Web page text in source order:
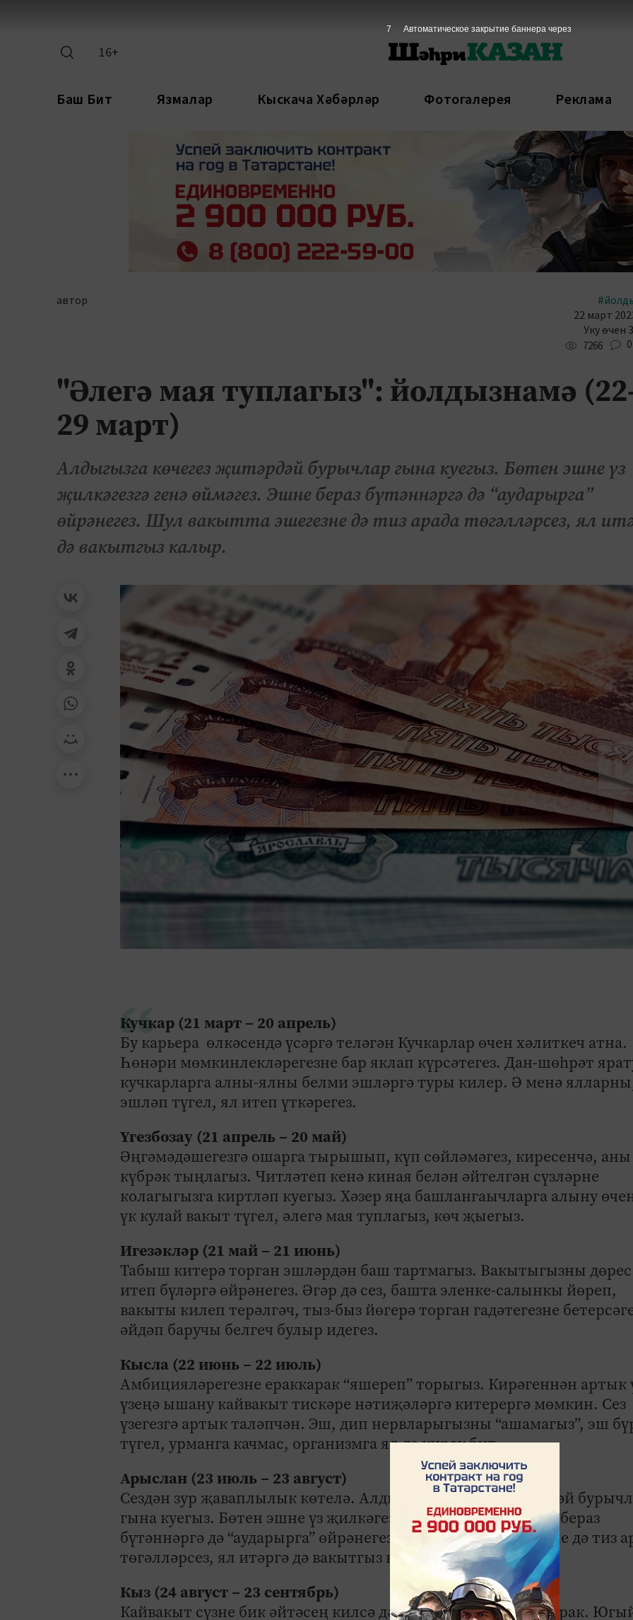
16+
Баш Бит Язмалар Кыскача Хәбәрләр Фотогалерея Реклама
автор
22 март
Уку өчен
7266 0
"Әлегә мая туплагыз": йолдызнамә
29 март)
Алдыгызга көчегез җитәрдәй бурычлар гына куегыз. Бөтен эшне үз
җилкәгезгә генә өймәгез. Эшне бераз бүтәннәргә дә “аударырга”
өйрәнегез. Шул вакытта эшегезне дә тиз арада төгәлләрсез, ял
дә вакытгыз калыр.
Кучкар (21 март – 20 апрель)
Бу карьера өлкәсендә үсәргә теләгән Кучкарлар өчен хәлиткеч атна.
Һөнәри мөмкинлекләрегезне бар яклап күрсәтегез. Дан-шөһрәт
кучкарларга алны-ялны белми эшләргә туры килер. Ә менә
эшләп түгел, ял итеп үткәрегез.
Үгезбозау (21 апрель – 20 май)
Әңгәмәдәшегезгә ошарга тырышып, күп сөйләмәгез, киресенчә, аны
күбрәк тыңлагыз. Читләтеп кенә киная белән әйтелгән сүзләрне
колагыгызга киртләп куегыз. Хәзер яңа башлангаычларга алыну
үк кулай вакыт түгел, әлегә мая туплагыз, көч җыегыз.
Игезәкләр (21 май – 21 июнь)
Табыш китерә торган эшләрдән баш тартмагыз. Вакытыгызны дөрес
итеп бүләргә өйрәнегез. Әгәр дә сез, башта эленке-салынкы йөреп,
вакыты килеп терәлгәч, тыз-быз йөгерә торган гадәтегезне
әйдәп баручы белгеч булыр идегез.
Кысла (22 июнь – 22 июль)
Амбицияләрегезне ераккарак “яшереп” торыгыз. Кирәгеннән артык
үзеңә ышану кайвакыт тискәре нәтиҗәләргә китерергә мөмкин. Сез
үзегезгә артык таләпчән. Эш, дип нервларыгызны “ашамагыз”, эш
түгел, урманга качмас, организмга ял да кирәк бит.
Арыслан (23 июль – 23 август)
Сездән зур җаваплылык көтелә. Алдыгызга көчегез җитәрдәй
гына куегыз. Бөтен эшне үз җилкәгезгә генә өймәгез. Эшне бераз
бүтәннәргә дә “аударырга” өйрәнегез. Шул вакытта эшегезне дә тиз
төгәлләрсез, ял итәргә дә вакытгыз калыр.
Кыз (24 август – 23 сентябрь)
Кайвакыт сүзне бик әйтәсең килсә дә, дәшми калуың яхшырак.
6 Автоматическое закрытие баннера через